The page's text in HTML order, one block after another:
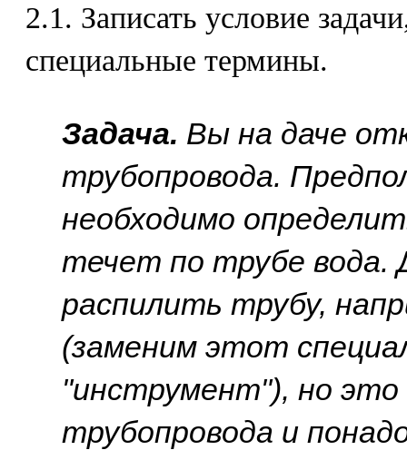
2.1. Записать условие
специальные термины.
Задача. Вы на даче
трубопровода.
необходимо
течет по трубе вода.
распилить трубу,
(заменим этот
"инструмент"), но это
трубопровода и